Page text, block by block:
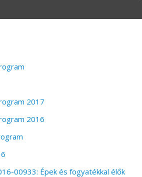
2017
2016
00933: Épek és fogyatékkal élők